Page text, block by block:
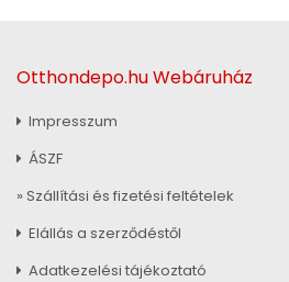
Otthondepo.hu Webáruház
Impresszum
ÁSZF
» Szállítási és fizetési feltételek
Elállás a szerződéstől
Adatkezelési tájékoztató